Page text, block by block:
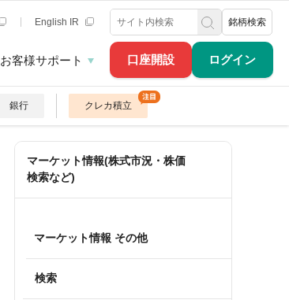
口座開設 ログイン
English IR 銘柄検索
お客様サポート
銀行 クレカ積立
マーケット情報(株式市況・株価
検索など)
マーケット情報 その他
検索